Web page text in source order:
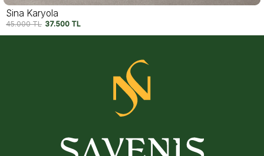
Sina Karyola
45.000TL 37.500 TL